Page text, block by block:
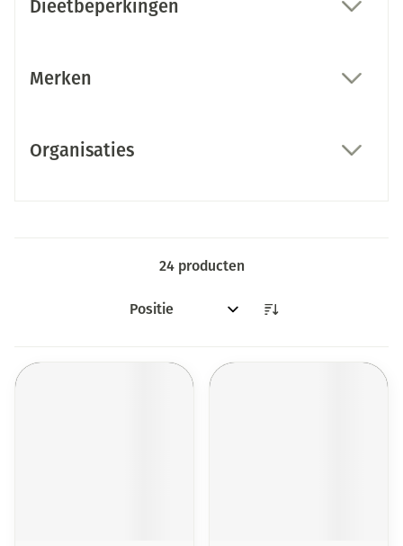
Dieetbeperkingen
Merken
Organisaties
24producten
Sorteer op: